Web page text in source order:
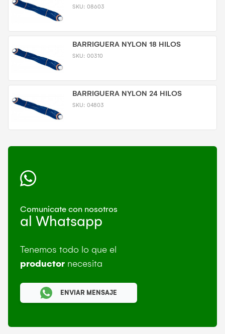
SKU: 08603
BARRIGUERA NYLON 18 HILOS
SKU: 00310
BARRIGUERA NYLON 24 HILOS
SKU: 04803
Comunicate con nosotros
al Whatsapp
Tenemos todo lo que el
productor necesita
ENVIAR MENSAJE